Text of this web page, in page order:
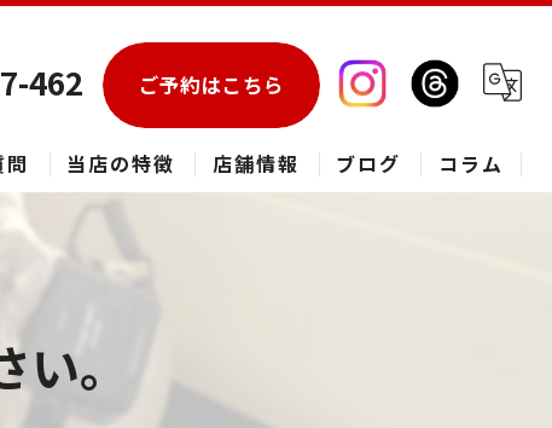
462 ご予約はこちら
当店の特徴
草加市のハウスクリーニング
松伏町のハウスクリーニング
店舗情報 ブログ コラム
。